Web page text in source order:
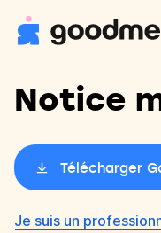
Notice
Télécharger
Je suis un